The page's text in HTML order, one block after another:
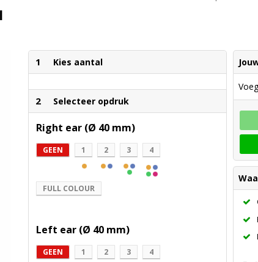
1 Kies aantal
2 Selecteer opdruk
Right ear (Ø 40 mm)
GEEN 1 2 3 4
FULL COLOUR
Left ear (Ø 40 mm)
GEEN 1 2 3 4